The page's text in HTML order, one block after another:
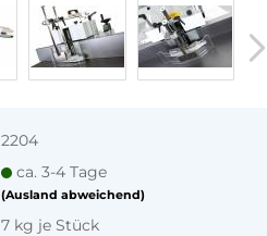
2204
ca. 3-4 Tage
(Ausland abweichend)
7 kg je Stück